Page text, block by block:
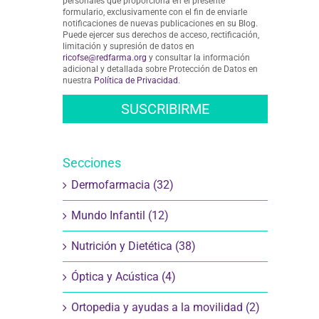
formulario, exclusivamente con el fin de enviarle
notificaciones de nuevas publicaciones en su Blog.
Puede ejercer sus derechos de acceso, rectificación,
limitación y supresión de datos en
ricofse@redfarma.org y consultar la información
adicional y detallada sobre Protección de Datos en
nuestra Política de Privacidad .
Secciones
Dermofarmacia (32)
Mundo Infantil (12)
Nutrición y Dietética (38)
Óptica y Acústica (4)
Ortopedia y ayudas a la movilidad (2)